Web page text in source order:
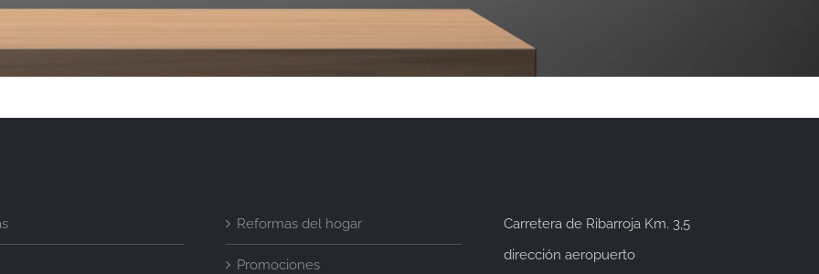
Reformas del hogar
Promociones
Carretera de Ribarroja Km. 3,5
dirección aeropuerto